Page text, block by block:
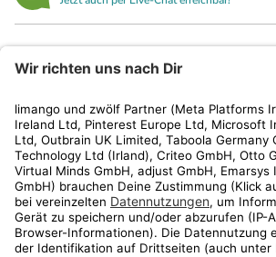
Kundenservice
Shop
Aktionen
Travel